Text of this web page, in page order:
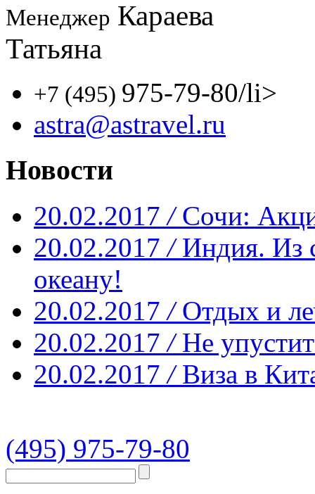
Менеджер Караева
Татьяна
+7 (495) 975-79-80/li>
astra@astravel.ru
Новости
20.02.2017 / Сочи:
20.02.2017 / Индия. Из
океану!
20.02.2017 / Отдых и
20.02.2017 / Не
20.02.2017 / Виза в
(495) 975-79-80